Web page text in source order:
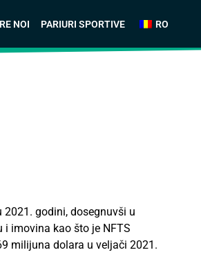
NOI PARIURI SPORTIVE RO
2021. godini, dosegnuvši u
imovina kao što je NFTS
milijuna dolara u veljači 2021.